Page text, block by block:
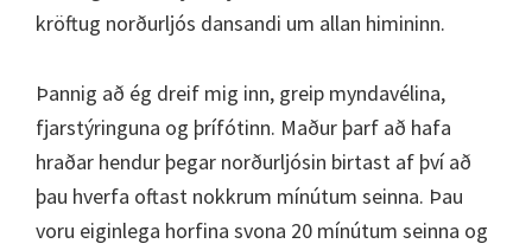
kröftug norðurljós dansandi um allan himininn.
Þannig að ég dreif mig inn, greip myndavélina,
fjarstýringuna og þrífótinn. Maður þarf að hafa
hraðar hendur þegar norðurljósin birtast af því að
þau hverfa oftast nokkrum mínútum seinna. Þau
voru eiginlega horfina svona 20 mínútum seinna og